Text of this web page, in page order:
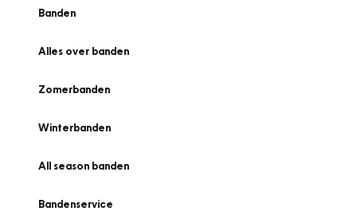
Banden
Alles over banden
Zomerbanden
Winterbanden
All season banden
Bandenservice